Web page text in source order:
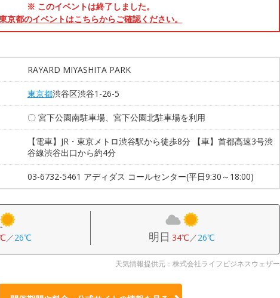
※ このイベントは終了しました。
京都のイベントはこちらからご確認ください。
RAYARD MIYASHITA PARK
東京都渋谷区渋谷1-26-5
〇 宮下公園南駐車場、宮下公園北駐車場を利用
【電車】JR・東京メトロ渋谷駅から徒歩8分 【車】首都高速3号渋
谷線渋谷出口から約4分
03-6732-5461 アディダス コールセンター(平日9:30～18:00)
／26℃ 明日 34℃／26℃
天気情報提供元：株式会社ライフビジネスウェザー